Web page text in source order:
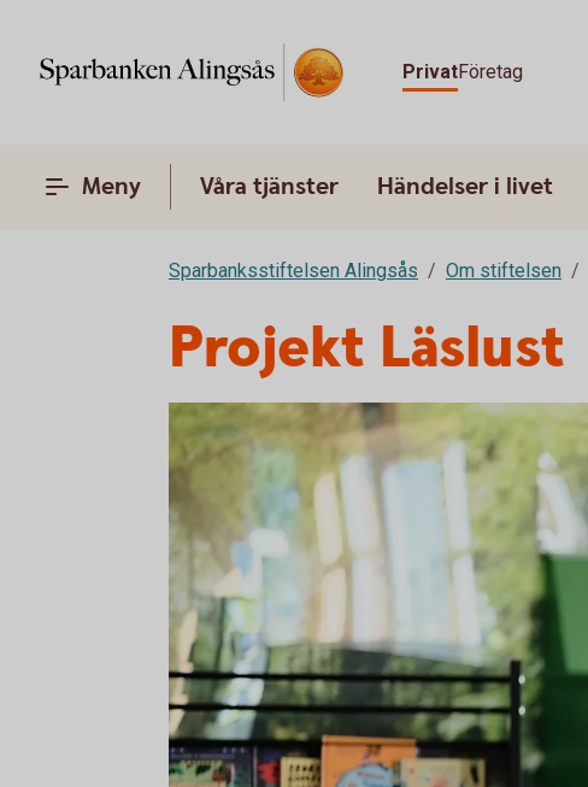
PrivatFöretag
Meny Våra tjänster Händelser i livet
Sparbanksstiftelsen Alingsås Om stiftelsen
Projekt Läslust